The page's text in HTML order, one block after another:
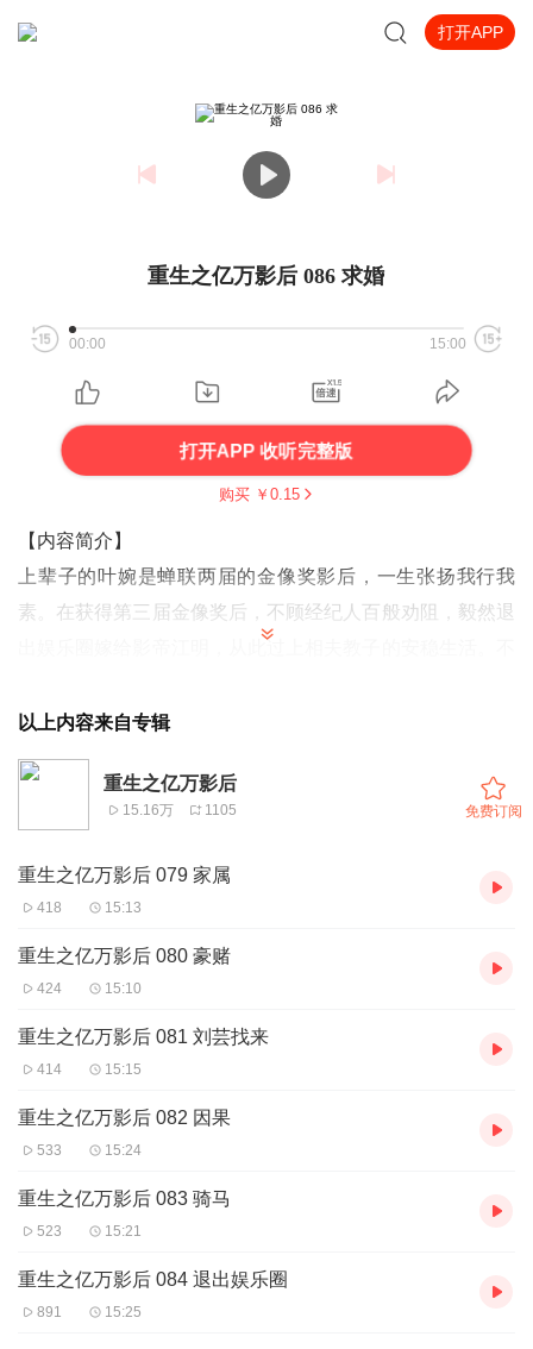
打开APP
重生之亿万影后 086 求婚
00:00 15:00
打开APP 收听完整版
购买 ￥ 0.15
【内容简介】
上辈子的叶婉是蝉联两届的金像奖影后，一生张扬我行我
素。在获得第三届金像奖后，不顾经纪人百般劝阻，毅然退
重来一世，她要重新走上人生巅峰，成为万人的女神！至于
男人，嗯，那个据说暗恋自己很久的总裁貌似不错，长的帅
会持家能赚钱,这样一个钻石王老五谁不想要？
到底重生后的叶婉能不能和帝少霆走入每一个女孩子都梦想
的婚礼殿堂呢？请你关注我的小说，让我们一起走入叶婉的
演艺世界……
【播者简介】
糖醋马蹄酥，喜马拉雅有声书月度优质主播，从事有声播讲
多年，曾参与过很多人有声剧的配音工作。主要作品有《重
生之亿万影后》等。现主要从事有声播讲，影视剧及专题配
以上内容来自专辑
重生之亿万影后
15.16万 1105 免费订阅
重生之亿万影后 079 家属
418 15:13
重生之亿万影后 080 豪赌
424 15:10
重生之亿万影后 081 刘芸找来
414 15:15
重生之亿万影后 082 因果
533 15:24
重生之亿万影后 083 骑马
523 15:21
重生之亿万影后 084 退出娱乐圈
891 15:25